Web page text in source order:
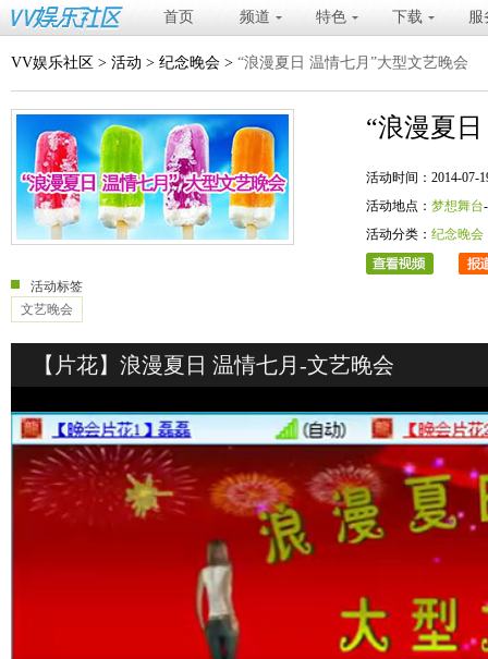
首页 频道 特色 下载 服
VV娱乐社区 > 活动 > 纪念晚会 > “浪漫夏日 温情七月”大型文艺晚会
“浪漫夏
活动时间：2014-07-
活动地点： 梦想舞台
活动分类： 纪念晚会
活动标签
文艺晚会
【片花】浪漫夏日 温情七月-文艺晚会